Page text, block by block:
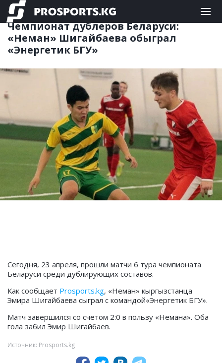
ФУТБОЛ 23.04.2020 18:08
Чемпионат дублеров Беларуси:
«Неман» Шигайбаева обыграл
«Энергетик БГУ»
Сегодня, 23 апреля, прошли матчи 6 тура чемпионата
Беларуси среди дублирующих составов.
Как сообщает Prosports.kg, «Неман» кыргызстанца
Эмира Шигайбаева сыграл с командой«Энергетик БГУ».
Матч завершился со счетом 2:0 в пользу «Немана». Оба
гола забил Эмир Шигайбаев.
Источник: Prosports.kg